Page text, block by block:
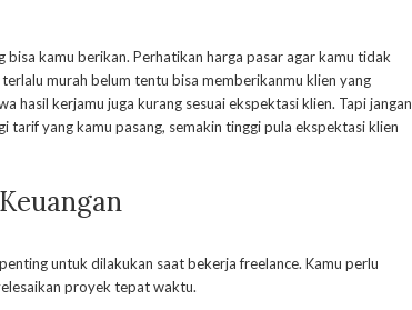
bisa kamu berikan. Perhatikan harga pasar agar kamu tidak
murah belum tentu bisa memberikanmu klien yang
hasil kerjamu juga kurang sesuai ekspektasi klien. Tapi jangan
tarif yang kamu pasang, semakin tinggi pula ekspektasi klien
untuk dilakukan saat bekerja freelance. Kamu perlu
proyek tepat waktu.